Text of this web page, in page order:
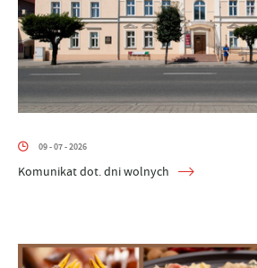
09 - 07 - 2026
Komunikat dot. dni wolnych